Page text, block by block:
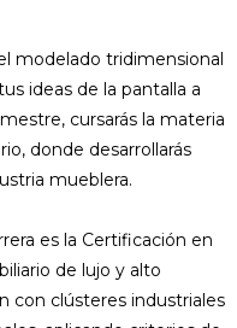
modelado tridimensional
ideas de la pantalla a
cursarás la materia
donde desarrollarás
mueblera.
es la Certificación en
de lujo y alto
con clústeres industriales